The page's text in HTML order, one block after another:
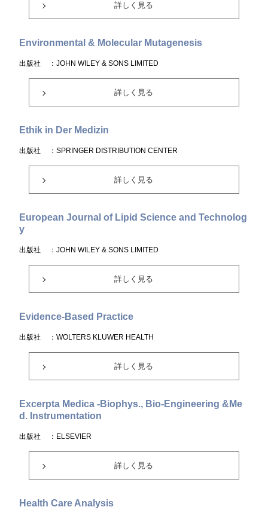
詳しく見る
Environmental & Molecular Mutagenesis
出版社 ：JOHN WILEY & SONS LIMITED
詳しく見る
Ethik in Der Medizin
出版社 ：SPRINGER DISTRIBUTION CENTER
詳しく見る
European Journal of Lipid Science and Technolog
y
出版社 ：JOHN WILEY & SONS LIMITED
詳しく見る
Evidence-Based Practice
出版社 ：WOLTERS KLUWER HEALTH
詳しく見る
Excerpta Medica -Biophys., Bio-Engineering &Me
d. Instrumentation
出版社 ：ELSEVIER
詳しく見る
Health Care Analysis